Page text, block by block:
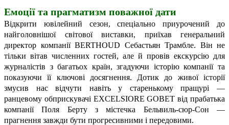
Емоції та прагматизм поважної дати
Відкрити ювілейний сезон, спеціально приурочений до
найголовнішої світової виставки, приїхав генеральний
директор компанії BERTHOUD Себастьян Трамбле. Він не
тільки вітав численних гостей, але й провів екскурсію для
журналістів з багатьох країн, згадуючи історію компанії та
показуючи її ключові досягнення. Дотик до живої історії
змусив нас відчути навіть у старенькому пращурі —
ранцевому обприскувачі EXCELSIORE GOBET від прабатька
компанії Поля Берту з містечка Бельвиль-сюр-Сон —
прагнення завжди бути прогресивними і передовими.